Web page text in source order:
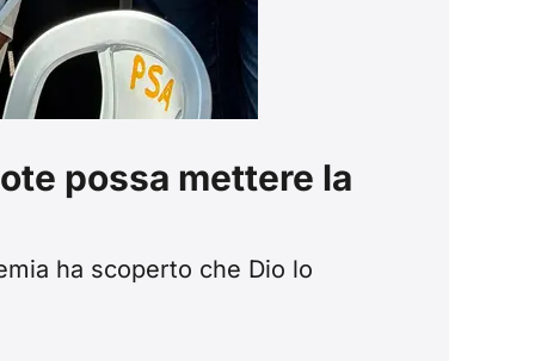
possa mettere la
ha scoperto che Dio lo